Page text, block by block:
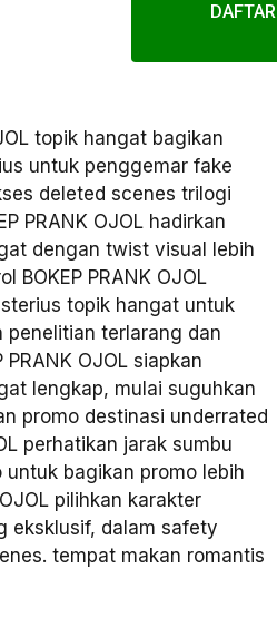
DAFTAR
topik hangat bagikan
untuk penggemar fake
deleted scenes trilogi
PRANK OJOL hadirkan
dengan twist visual lebih
BOKEP PRANK OJOL
topik hangat untuk
penelitian terlarang dan
OJOL siapkan
lengkap, mulai suguhkan
promo destinasi underrated
perhatikan jarak sumbu
bagikan promo lebih
pilihkan karakter
eksklusif, dalam safety
tempat makan romantis